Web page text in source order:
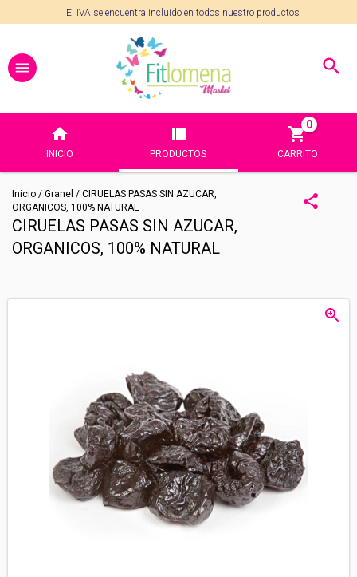
El IVA se encuentra incluido en todos nuestro productos
INICIO PRODUCTOS CARRITO
0
Inicio / Granel / CIRUELAS PASAS SIN AZUCAR,
ORGANICOS, 100% NATURAL
CIRUELAS PASAS SIN AZUCAR,
ORGANICOS, 100% NATURAL